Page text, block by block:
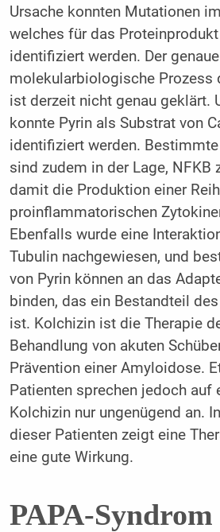
Ursache konnten Mutationen
welches für das
identifiziert werden. Der genaue
molekularbiologische Prozess
ist derzeit nicht genau geklärt.
konnte Pyrin als Substrat von
identifiziert werden.
sind zudem in der Lage, NFKB
damit die Produktion einer
proinflammatorischen
Ebenfalls wurde eine
Tubulin nachgewiesen, und
von Pyrin können an das
binden, das ein Bestandteil
ist. Kolchizin ist die Therapie
Behandlung von akuten
Prävention einer Amyloidose.
Patienten sprechen jedoch auf
Kolchizin nur ungenügend an.
dieser Patienten zeigt eine
eine gute Wirkung.
PAPA-Syndrom